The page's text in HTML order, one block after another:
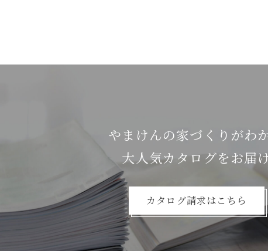
やまけんの家づくりがわ
⼤⼈気カタログをお届
カタログ請求はこちら